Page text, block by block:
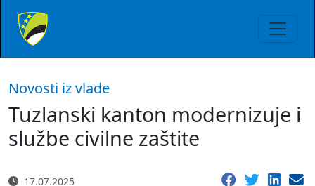
Novosti iz vlade
Tuzlanski kanton modernizuje i
službe civilne zaštite
17.07.2025